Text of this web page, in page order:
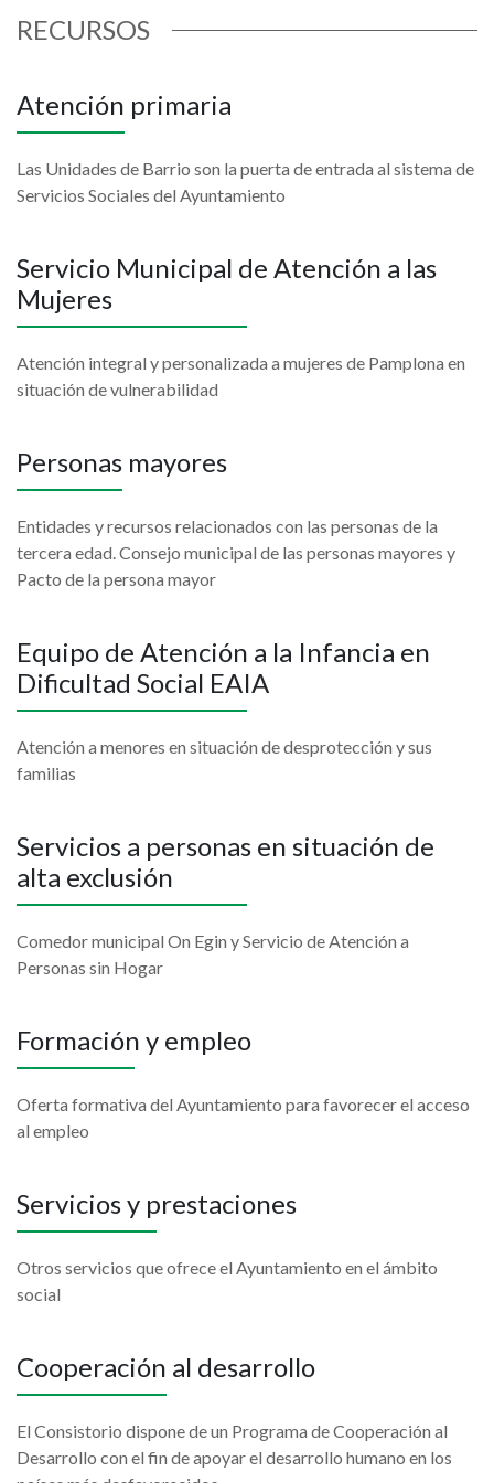
RECURSOS
Atención primaria
Las Unidades de Barrio son la puerta de entrada al sistema de
Servicios Sociales del Ayuntamiento
Servicio Municipal de Atención a las
Mujeres
Atención integral y personalizada a mujeres de Pamplona en
situación de vulnerabilidad
Personas mayores
Entidades y recursos relacionados con las personas de la
tercera edad. Consejo municipal de las personas mayores y
Pacto de la persona mayor
Equipo de Atención a la Infancia en
Dificultad Social EAIA
Atención a menores en situación de desprotección y sus
familias
Servicios a personas en situación de
alta exclusión
Comedor municipal On Egin y Servicio de Atención a
Personas sin Hogar
Formación y empleo
Oferta formativa del Ayuntamiento para favorecer el acceso
al empleo
Servicios y prestaciones
Otros servicios que ofrece el Ayuntamiento en el ámbito
social
Cooperación al desarrollo
El Consistorio dispone de un Programa de Cooperación al
Desarrollo con el fin de apoyar el desarrollo humano en los